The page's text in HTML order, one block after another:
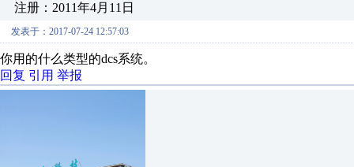
注册：2011年4月11日
发表于：2017-07-24 12:57:03
你用的什么类型的dcs系统。
回复 引用 举报